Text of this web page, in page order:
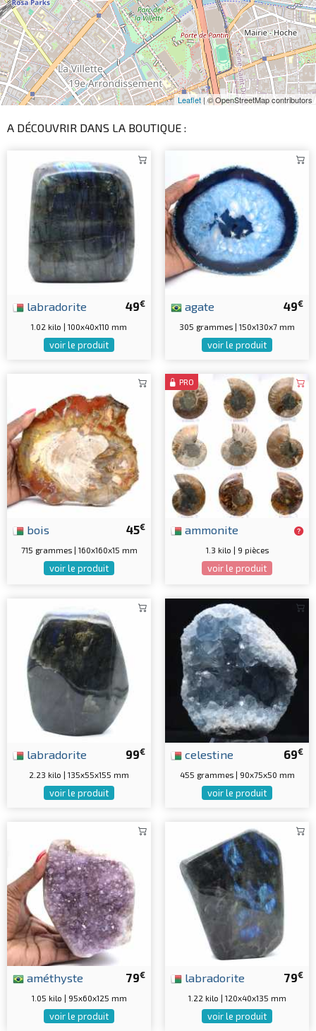
Leaflet| © OpenStreetMap contributors
A DÉCOUVRIR DANS LA BOUTIQUE :
49€
labradorite
1.02 kilo | 100x40x110 mm
voir le produit
49€
agate
305 grammes | 150x130x7 mm
voir le produit
45€
bois
715 grammes | 160x160x15 mm
voir le produit
PRO
ammonite
1.3 kilo | 9 pièces
voir le produit
99€
labradorite
2.23 kilo | 135x55x155 mm
voir le produit
69€
celestine
455 grammes | 90x75x50 mm
voir le produit
79€
améthyste
1.05 kilo | 95x60x125 mm
voir le produit
79€
labradorite
1.22 kilo | 120x40x135 mm
voir le produit